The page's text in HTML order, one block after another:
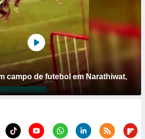
campo de futebol em Narathiwat,